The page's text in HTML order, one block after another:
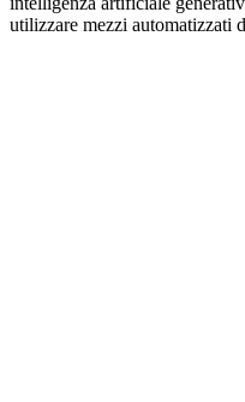
utilizzare mezzi automatizzati